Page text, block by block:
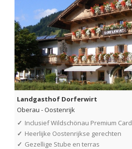
Landgasthof Dorferwirt
Oberau -Oostenrijk
✓ Inclusief Wildschönau Premium Card
✓ Heerlijke Oostenrijkse gerechten
✓ Gezellige Stube en terras